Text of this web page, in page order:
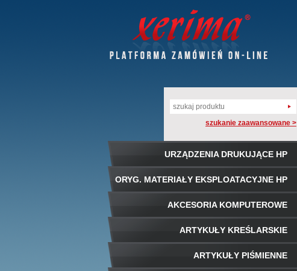
szukanie zaawansowane >
URZĄDZENIA DRUKUJĄCE HP
ORYG. MATERIAŁY EKSPLOATACYJNE HP
AKCESORIA KOMPUTEROWE
ARTYKUŁY KREŚLARSKIE
ARTYKUŁY PIŚMIENNE